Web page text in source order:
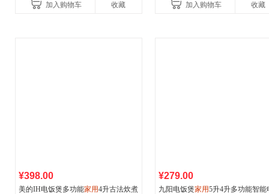
加入购物车 收藏 加入购物车 收藏
¥398.00
美的IH电饭煲多功能家用4升古法炊煮
¥279.00
九阳电饭煲家用5升4升多功能智能